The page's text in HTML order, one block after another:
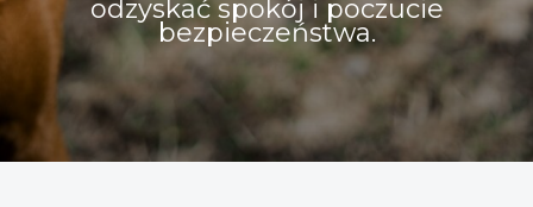
odzyskać spokój i poczucie
bezpieczeństwa.